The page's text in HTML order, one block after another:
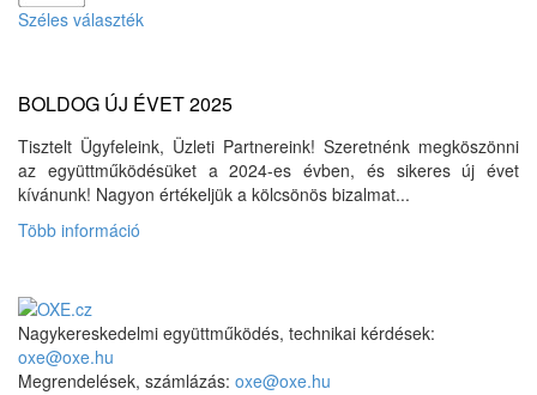
Széles választék
BOLDOG ÚJ ÉVET 2025
Tisztelt Ügyfeleink, Üzleti Partnereink! Szeretnénk megköszönni
az együttműködésüket a 2024-es évben, és sikeres új évet
kívánunk! Nagyon értékeljük a kölcsönös bizalmat...
Több információ
Nagykereskedelmi együttműködés, technikai kérdések:
oxe@oxe.hu
Megrendelések, számlázás: oxe@oxe.hu